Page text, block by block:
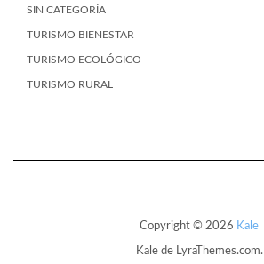
SIN CATEGORÍA
TURISMO BIENESTAR
TURISMO ECOLÓGICO
TURISMO RURAL
Copyright © 2026 Kale
Kalede LyraThemes.com.